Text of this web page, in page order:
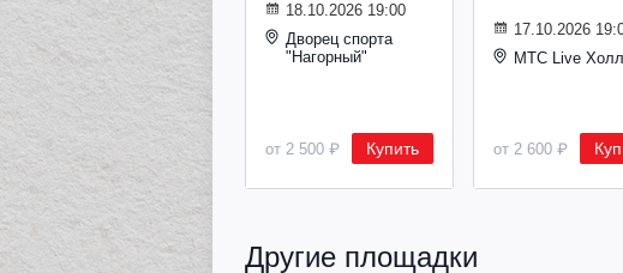
18.10.2026 19:00
Дворец спорта
"Нагорный"
от 2 500 ₽ Купить
17.10.2026
МТС Live Холл
от 2 600 ₽
Другие площадки